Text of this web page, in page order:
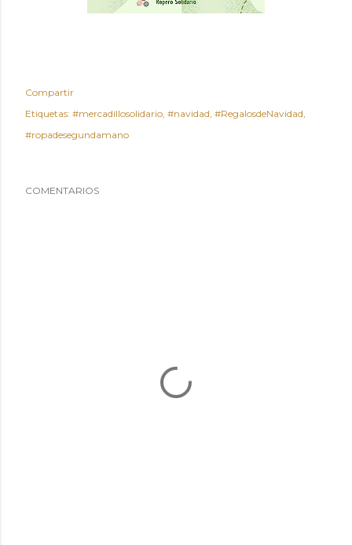
Compartir
Etiquetas: #mercadillosolidario #navidad #RegalosdeNavidad
#ropadesegundamano
COMENTARIOS